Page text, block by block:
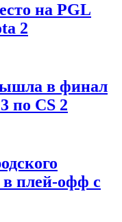
на PGL
2
в финал
по CS 2
плей-офф с